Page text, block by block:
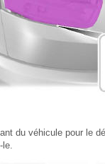
du véhicule pour le
le.